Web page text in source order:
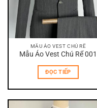
MẪU ÁO VEST CHÚ RỂ
Mẫu Áo Vest Chú Rể 001
ĐỌC TIẾP